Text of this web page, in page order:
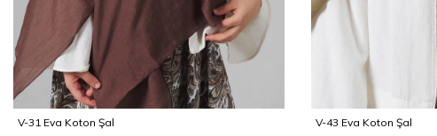
V-31 Eva Koton Şal V-43 Eva Koton Şal